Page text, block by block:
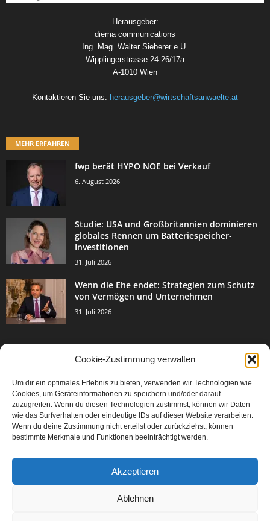
Cookie-Zustimmung verwalten
Um dir ein optimales Erlebnis zu bieten, verwenden wir Technologien wie
Cookies, um Geräteinformationen zu speichern und/oder darauf
zuzugreifen. Wenn du diesen Technologien zustimmst, können wir Daten
wie das Surfverhalten oder eindeutige IDs auf dieser Website verarbeiten.
Wenn du deine Zustimmung nicht erteilst oder zurückziehst, können
bestimmte Merkmale und Funktionen beeinträchtigt werden.
Akzeptieren
Ablehnen
Herausgeber:
diema communications
Ing. Mag. Walter Sieberer e.U.
Wipplingerstrasse 24-26/17a
A-1010 Wien
Kontaktieren Sie uns: herausgeber@wirtschaftsanwaelte.at
MEHR ERFAHREN
fwp berät HYPO NOE bei Verkauf
6. August 2026
Studie: USA und Großbritannien dominieren
globales Rennen um Batteriespeicher-
Investitionen
31. Juli 2026
Wenn die Ehe endet: Strategien zum Schutz
von Vermögen und Unternehmen
31. Juli 2026
Events & Success 3003
Breaking News 2067
Aktuelles
Featured Article
Karriere 567